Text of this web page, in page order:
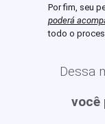
Por fim, seu
poderá
todo o
Dessa
você